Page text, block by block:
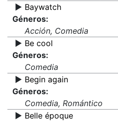
▶️ Baywatch
Géneros:
Acción, Comedia
▶️ Be cool
Géneros:
Comedia
▶️ Begin again
Géneros:
Comedia, Romántico
▶️ Belle époque